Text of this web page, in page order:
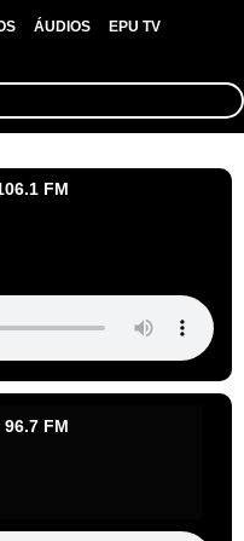
ÁUDIOS
EPU TV
FM
FM